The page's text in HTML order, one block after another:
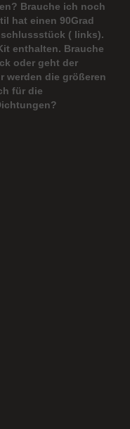
Brauche ich noch
hat einen 90Grad
( links).
enthalten. Brauche
oder geht der
werden die größeren
für die